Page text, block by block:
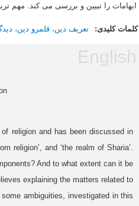
ابهامات را تبیین و بررسی می کند. مهم
کلمات کلیدی: تعریف دین، قلمرو دین،
religion and has been discussed in
religion’, and ‘the realm of Sharia’.
And to what extent can it be
explaining the matters related to
ambiguities, investigated in this